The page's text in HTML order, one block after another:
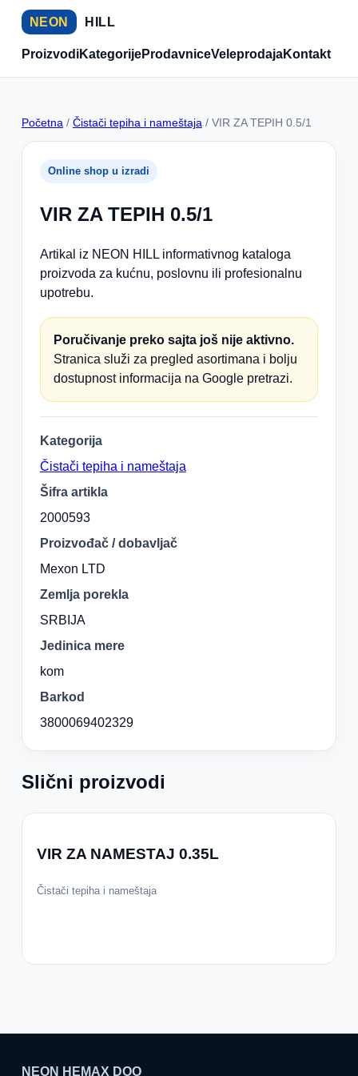
NEON HILL
ProizvodiKategorijeProdavniceVeleprodajaKontakt
Početna / Čistači tepiha i nameštaja / VIR ZA TEPIH 0.5/1
Online shop u izradi
VIR ZA TEPIH 0.5/1
Artikal iz NEON HILL informativnog kataloga
proizvoda za kućnu, poslovnu ili profesionalnu
upotrebu.
Poručivanje preko sajta još nije aktivno.
Stranica služi za pregled asortimana i bolju
dostupnost informacija na Google pretrazi.
Kategorija
Čistači tepiha i nameštaja
Šifra artikla
2000593
Proizvođač / dobavljač
Mexon LTD
Zemlja porekla
SRBIJA
Jedinica mere
kom
Barkod
3800069402329
Slični proizvodi
VIR ZA NAMESTAJ 0.35L
Čistači tepiha i nameštaja
NEON HEMAX DOO